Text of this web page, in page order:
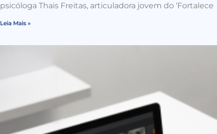
psicóloga Thais Freitas, articuladora jovem do ‘Fortalece
Leia Mais »